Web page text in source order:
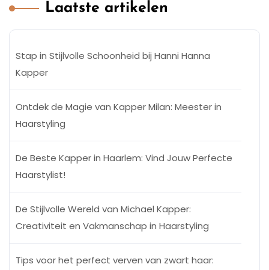
Laatste artikelen
Stap in Stijlvolle Schoonheid bij Hanni Hanna
Kapper
Ontdek de Magie van Kapper Milan: Meester in
Haarstyling
De Beste Kapper in Haarlem: Vind Jouw Perfecte
Haarstylist!
De Stijlvolle Wereld van Michael Kapper:
Creativiteit en Vakmanschap in Haarstyling
Tips voor het perfect verven van zwart haar: